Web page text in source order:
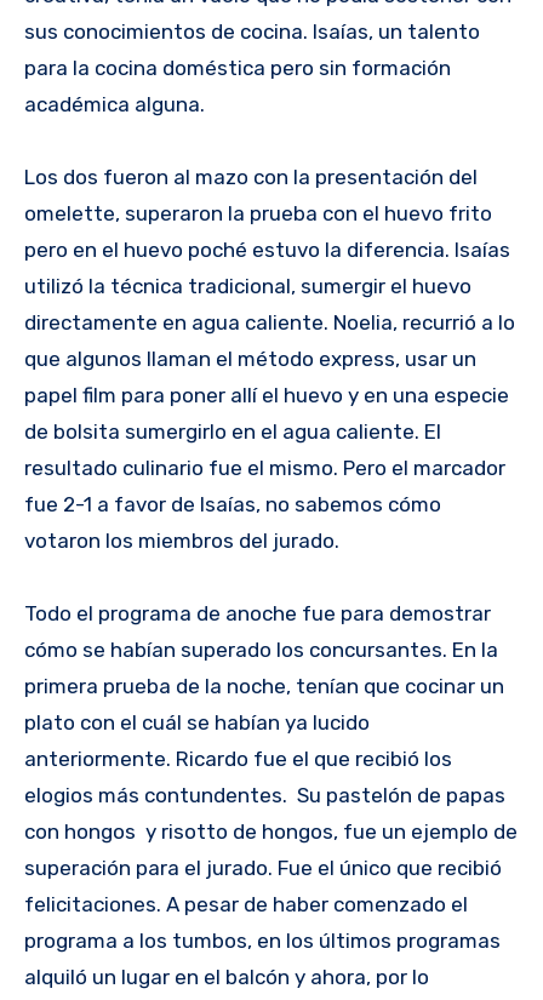
sus conocimientos de cocina. Isaías, un talento
para la cocina doméstica pero sin formación
académica alguna.
Los dos fueron al mazo con la presentación del
omelette, superaron la prueba con el huevo frito
pero en el huevo poché estuvo la diferencia. Isaías
utilizó la técnica tradicional, sumergir el huevo
directamente en agua caliente. Noelia, recurrió a lo
que algunos llaman el método express, usar un
papel film para poner allí el huevo y en una especie
de bolsita sumergirlo en el agua caliente. El
resultado culinario fue el mismo. Pero el marcador
fue 2-1 a favor de Isaías, no sabemos cómo
votaron los miembros del jurado.
Todo el programa de anoche fue para demostrar
cómo se habían superado los concursantes. En la
primera prueba de la noche, tenían que cocinar un
plato con el cuál se habían ya lucido
anteriormente. Ricardo fue el que recibió los
elogios más contundentes. Su pastelón de papas
con hongos y risotto de hongos, fue un ejemplo de
superación para el jurado. Fue el único que recibió
felicitaciones. A pesar de haber comenzado el
programa a los tumbos, en los últimos programas
alquiló un lugar en el balcón y ahora, por lo